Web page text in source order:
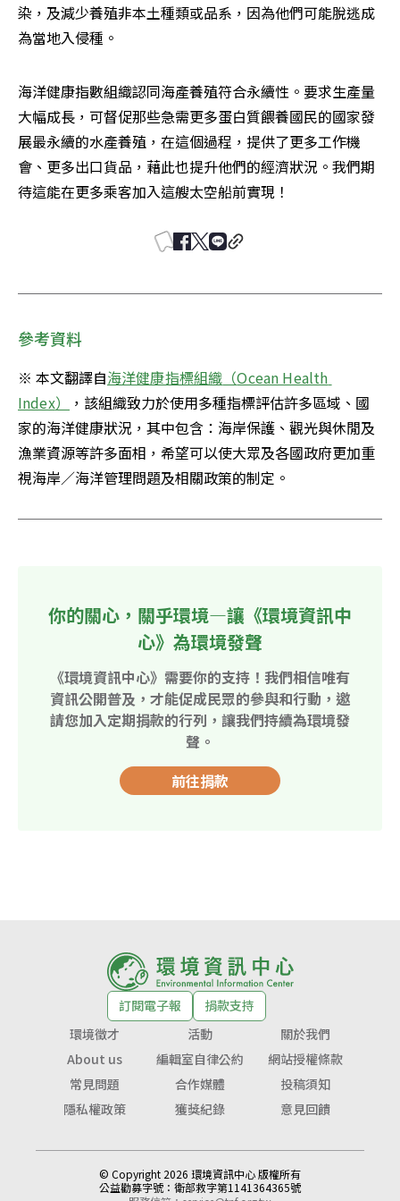
染，及減少養殖非本土種類或品系，因為他們可能脫逃成
為當地入侵種。
海洋健康指數組織認同海產養殖符合永續性。要求生產量
大幅成長，可督促那些急需更多蛋白質餵養國民的國家發
展最永續的水產養殖，在這個過程，提供了更多工作機
會、更多出口貨品，藉此也提升他們的經濟狀況。我們期
待這能在更多乘客加入這艘太空船前實現！
參考資料
※ 本文翻譯自海洋健康指標組織 （Ocean Health
Index）
，該組織致力於使用多種指標評估許多區域、國
家的海洋健康狀況，其中包含：海岸保護、觀光與休閒及
漁業資源等許多面相，希望可以使大眾及各國政府更加重
視海岸／海洋管理問題及相關政策的制定。
你的關心，關乎環境—讓《環境資訊中
心》為環境發聲
《環境資訊中心》需要你的支持！我們相信唯有
資訊公開普及，才能促成民眾的參與和行動，邀
請您加入定期捐款的行列，讓我們持續為環境發
聲。
前往捐款
訂閱電子報
捐款支持
環境徵才
活動
關於我們
About us
編輯室自律公約
網站授權條款
常見問題
合作媒體
投稿須知
隱私權政策
獲獎紀錄 意見回饋
© Copyright 2026 環境資訊中心 版權所有
公益勸募字號： 衛部救字第1141364365號